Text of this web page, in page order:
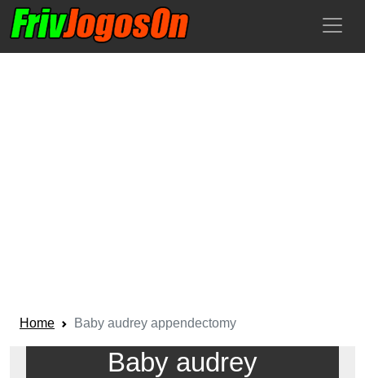
Home Baby audrey appendectomy
Baby audrey